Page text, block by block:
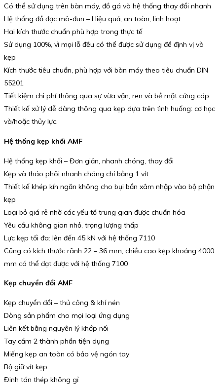
Có thể sử dụng trên bàn máy, đồ gá và hệ thống thay đổi nhanh
Hệ thống đồ đạc mô-đun – Hiệu quả, an toàn, linh hoạt
Hai kích thước chuẩn phù hợp trong thực tế
Sử dụng 100%, vì mọi lỗ đều có thể được sử dụng để định vị và
kẹp
Kích thước tiêu chuẩn, phù hợp với bàn máy theo tiêu chuẩn DIN
55201
Tiết kiệm chi phí thông qua sự vừa vặn, ren và bề mặt cứng cáp
Thiết kế xử lý dễ dàng thông qua kẹp dựa trên tình huống: cơ học
và/hoặc thủy lực.
Hệ thống kẹp khối AMF
Hệ thống kẹp khối – Đơn giản, nhanh chóng, thay đổi
Kẹp và tháo phôi nhanh chóng chỉ bằng 1 vít
Thiết kế khép kín ngăn không cho bụi bẩn xâm nhập vào bộ phận
kẹp
Loại bỏ giá rẻ nhờ các yếu tố trung gian được chuẩn hóa
Yêu cầu không gian nhỏ, trọng lượng thấp
Lực kẹp tối đa: lên đến 45 kN với hệ thống 7110
Cũng có kích thước rãnh 22 – 36 mm, chiều cao kẹp khoảng 4000
mm có thể đạt được với hệ thống 7100
Kẹp chuyển đổi AMF
Kẹp chuyển đổi – thủ công & khí nén
Dòng sản phẩm cho mọi loại ứng dụng
Liên kết bằng nguyên lý khớp nối
Tay cầm 2 thành phần tiện dụng
Miếng kẹp an toàn có bảo vệ ngón tay
Bộ giữ vít kẹp
Đinh tán thép không gỉ